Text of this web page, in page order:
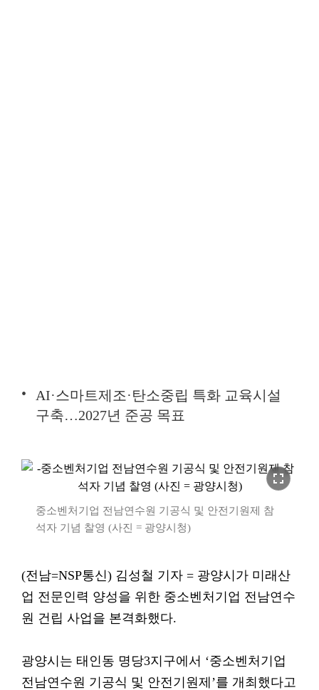
AI·스마트제조·탄소중립 특화 교육시설
구축…2027년 준공 목표
fullscreen
중소벤처기업 전남연수원 기공식 및 안전기원제 참
석자 기념 찰영 (사진 = 광양시청)
(전남=NSP통신) 김성철 기자 = 광양시가 미래산
업 전문인력 양성을 위한 중소벤처기업 전남연수
원 건립 사업을 본격화했다.
광양시는 태인동 명당3지구에서 ‘중소벤처기업
전남연수원 기공식 및 안전기원제’를 개최했다고